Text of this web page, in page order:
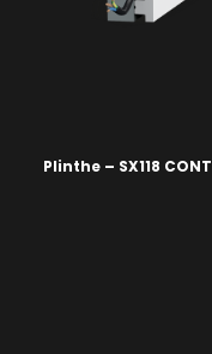
Plinthe – SX118